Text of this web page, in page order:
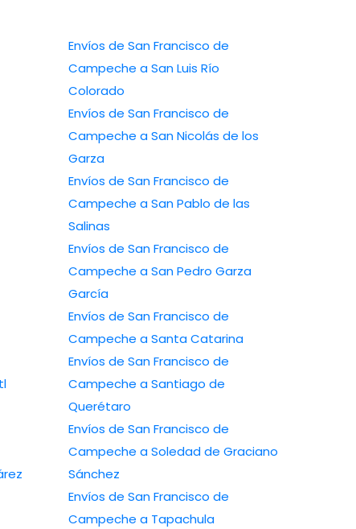
Envíos de San Francisco de
Campeche a San Luis Río
Colorado
Envíos de San Francisco de
Campeche a San Nicolás de los
Garza
Envíos de San Francisco de
Campeche a San Pablo de las
Salinas
Envíos de San Francisco de
Campeche a San Pedro Garza
García
Envíos de San Francisco de
Campeche a Santa Catarina
Envíos de San Francisco de
Campeche a Santiago de
Querétaro
Envíos de San Francisco de
Campeche a Soledad de Graciano
Sánchez
Envíos de San Francisco de
Campeche a Tapachula